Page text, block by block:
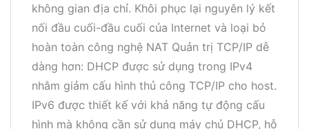
không gian địa chỉ. Khôi phục lại nguyên lý kết
nối đầu cuối-đầu cuối của Internet và loại bỏ
hoàn toàn công nghệ NAT Quản trị TCP/IP dễ
dàng hơn: DHCP được sử dụng trong IPv4
nhằm giảm cấu hình thủ công TCP/IP cho host.
IPv6 được thiết kế với khả năng tự động cấu
hình mà không cần sử dụng máy chủ DHCP, hỗ